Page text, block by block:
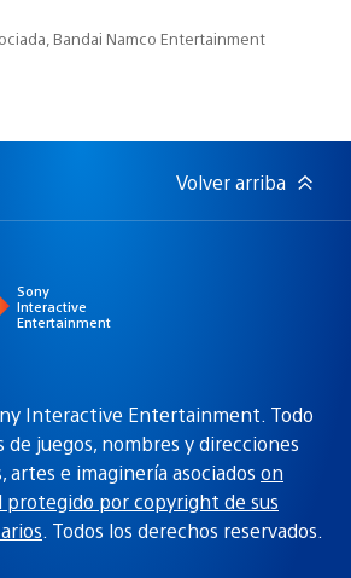
Bandai Namco Entertainment
Volver arriba
Sony
Interactive
Entertainment
Interactive Entertainment. Todo
juegos, nombres y direcciones
artes e imaginería asociados on
protegido por copyright de sus
. Todos los derechos reservados.